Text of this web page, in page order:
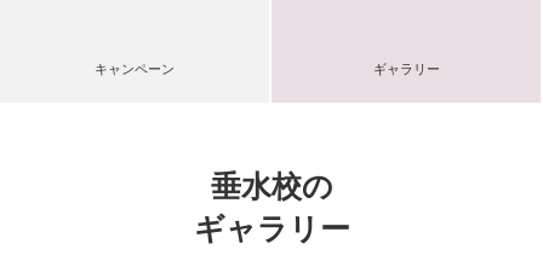
キャンペーン ギャラリー
垂水校の
ギャラリー